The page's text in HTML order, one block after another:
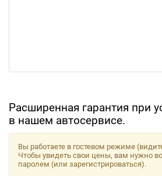
Расширенная гарантия при
в нашем автосервисе.
Вы работаете в гостевом режиме
Чтобы увидеть свои цены, вам нужно
паролем (или зарегистрироваться).